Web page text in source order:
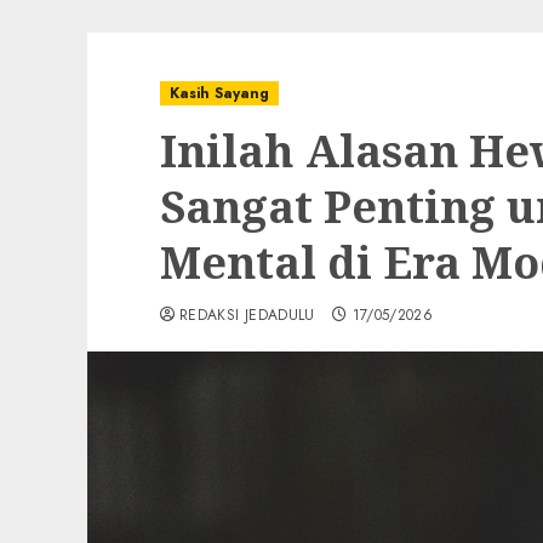
Kasih Sayang
Inilah Alasan
Sangat Penting
Mental di Era
REDAKSI JEDADULU 17/05/2026